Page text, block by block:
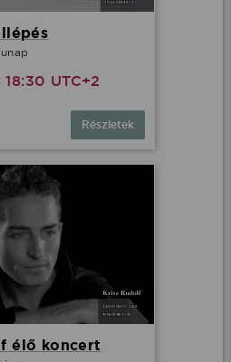
UTC+2
Részletek
élő koncert